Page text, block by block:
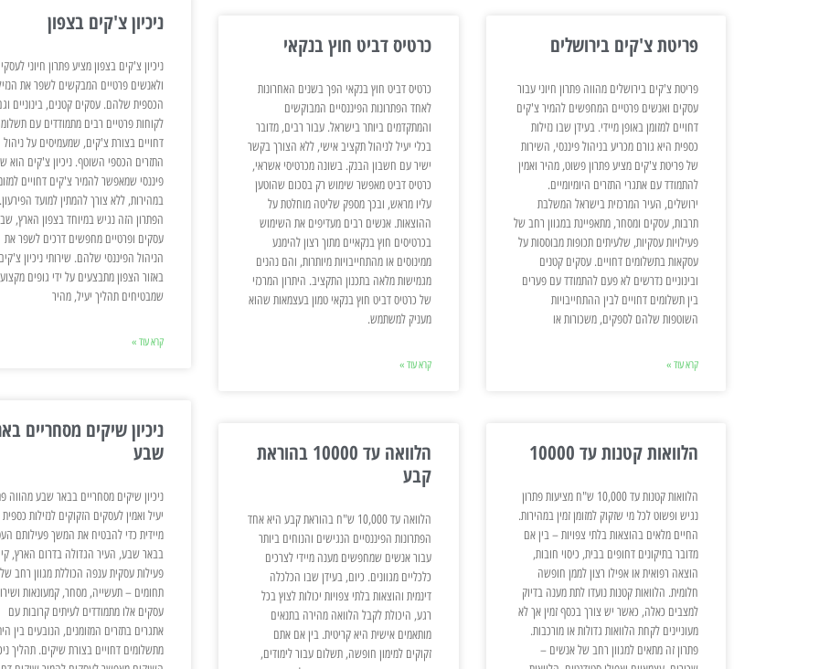
פריטת צ'קים בירושלים
פריטת צ'קים בירושלים מהווה פתרון חיוני עבור
עסקים ואנשים פרטיים המחפשים להמיר צ'קים
דחויים למזומן באופן מיידי. בעידן שבו נזילות
כספית היא גורם מכריע בניהול פיננסי, השירות
של פריטת צ'קים מציע פתרון פשוט, מהיר ואמין
להתמודד עם אתגרי התזרים היומיומיים.
ירושלים, העיר המרכזית בישראל המשלבת
תרבות, עסקים ומסחר, מתאפיינת במגוון רחב של
פעילויות עסקיות, שלעיתים תכופות מבוססות על
עסקאות בתשלומים דחויים. עסקים קטנים
ובינוניים נדרשים לא פעם להתמודד עם פערים
בין תשלומים דחויים לבין ההתחייבויות
השוטפות שלהם לספקים, משכורות או
קרא עוד »
כרטיס דביט חוץ בנקאי
כרטיס דביט חוץ בנקאי הפך בשנים האחרונות
לאחד הפתרונות הפיננסיים המבוקשים
והמתקדמים ביותר בישראל. עבור רבים, מדובר
בכלי יעיל לניהול תקציב אישי, ללא הצורך בקשר
ישיר עם חשבון הבנק. בשונה מכרטיסי אשראי,
כרטיס דביט מאפשר שימוש רק בסכום שהוטען
עליו מראש, ובכך מספק שליטה מוחלטת על
ההוצאות. אנשים רבים מעדיפים את השימוש
בכרטיסים חוץ בנקאיים מתוך רצון להימנע
ממינוסים או מהתחייבויות מיותרות, והם נהנים
מגמישות מלאה בתכנון התקציב. היתרון המרכזי
של כרטיס דביט חוץ בנקאי טמון בעצמאות שהוא
מעניק למשתמש.
קרא עוד »
ניכיון צ'קים בצפון
ניכיון צ'קים בצפון מציע פתרון חיוני
ולאנשים פרטיים המבקשים לשפר את
הכספית שלהם. עסקים קטנים, בינוניים
לקוחות פרטיים רבים מתמודדים עם
דחויים בצורת צ'קים, שמעמיסים על ניהול
התזרים הכספי השוטף. ניכיון צ'קים הוא
פיננסי שמאפשר להמיר צ'קים דחויים
במהירות, ללא צורך להמתין למועד הפירעון.
הפתרון הזה נגיש במיוחד בצפון הארץ,
עסקים ופרטיים מחפשים דרכים לשפר את
הניהול הפיננסי שלהם. שירותי ניכיון
באזור הצפון מתבצעים על ידי גופים
שמבטיחים תהליך יעיל, מהיר
קרא עוד »
הלוואות קטנות עד 10000
הלוואות קטנות עד 10,000 ש"ח מציעות פתרון
נגיש ופשוט לכל מי שזקוק למזומן זמין במהירות.
החיים מלאים בהוצאות בלתי צפויות – בין אם
מדובר בתיקונים דחופים בבית, כיסוי חובות,
הוצאה רפואית או אפילו רצון לממן חופשה
חלומית. הלוואות קטנות נועדו לתת מענה בדיוק
למצבים כאלה, כאשר יש צורך בכסף זמין אך לא
מעוניינים לקחת הלוואות גדולות או מורכבות.
פתרון זה מתאים למגוון רחב של אנשים –
הלוואה עד 10000 בהוראת
קבע
הלוואה עד 10,000 ש"ח בהוראת קבע היא אחד
הפתרונות הפיננסיים הנגישים והנוחים ביותר
עבור אנשים שמחפשים מענה מיידי לצרכים
כלכליים מגוונים. כיום, בעידן שבו הכלכלה
דינמית והוצאות בלתי צפויות יכולות לצוץ בכל
רגע, היכולת לקבל הלוואה מהירה בתנאים
מותאמים אישית היא קריטית. בין אם אתם
זקוקים למימון חופשה, תשלום עבור לימודים,
ניכיון שיקים מסחריים
שבע
ניכיון שיקים מסחריים בבאר שבע מהווה
יעיל ואמין לעסקים הזקוקים לנזילות כספית
מיידית כדי להבטיח את המשך פעילותם
בבאר שבע, העיר הגדולה בדרום הארץ,
פעילות עסקית ענפה הכוללת מגוון רחב של
תחומים – תעשייה, מסחר, קמעונאות
עסקים אלו מתמודדים לעיתים קרובות עם
אתגרים בתזרים המזומנים, הנובעים בין
מתשלומים דחויים בצורת שיקים. תהליך